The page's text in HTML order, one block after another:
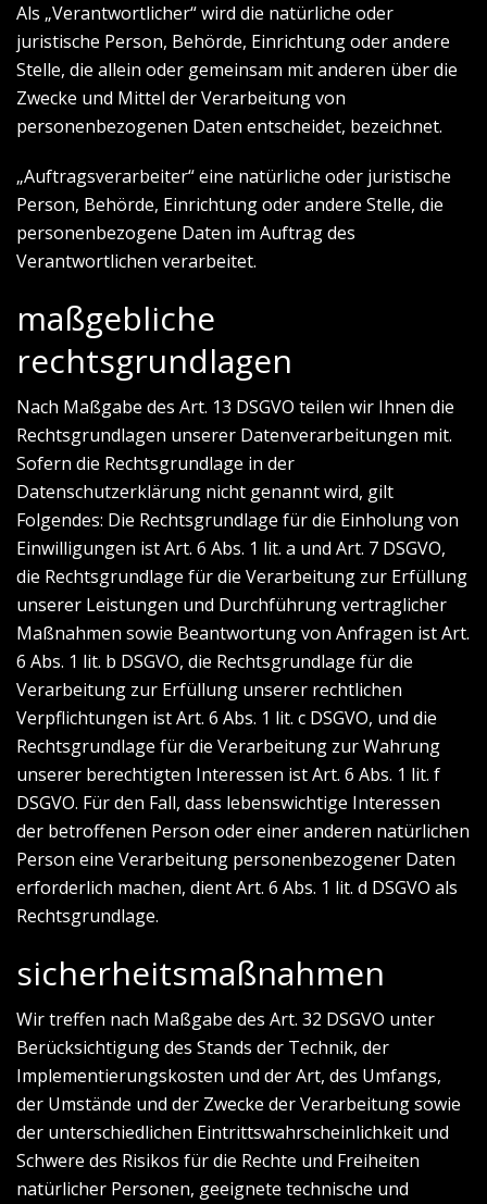
Als „Verantwortlicher“ wird die natürliche oder
juristische Person, Behörde, Einrichtung oder andere
Stelle, die allein oder gemeinsam mit anderen über die
Zwecke und Mittel der Verarbeitung von
personenbezogenen Daten entscheidet, bezeichnet.
„Auftragsverarbeiter“ eine natürliche oder juristische
Person, Behörde, Einrichtung oder andere Stelle, die
personenbezogene Daten im Auftrag des
Verantwortlichen verarbeitet.
maßgebliche
rechtsgrundlagen
Nach Maßgabe des Art. 13 DSGVO teilen wir Ihnen die
Rechtsgrundlagen unserer Datenverarbeitungen mit.
Sofern die Rechtsgrundlage in der
Datenschutzerklärung nicht genannt wird, gilt
Folgendes: Die Rechtsgrundlage für die Einholung von
Einwilligungen ist Art. 6 Abs. 1 lit. a und Art. 7 DSGVO,
die Rechtsgrundlage für die Verarbeitung zur Erfüllung
unserer Leistungen und Durchführung vertraglicher
Maßnahmen sowie Beantwortung von Anfragen ist Art.
6 Abs. 1 lit. b DSGVO, die Rechtsgrundlage für die
Verarbeitung zur Erfüllung unserer rechtlichen
Verpflichtungen ist Art. 6 Abs. 1 lit. c DSGVO, und die
Rechtsgrundlage für die Verarbeitung zur Wahrung
unserer berechtigten Interessen ist Art. 6 Abs. 1 lit. f
DSGVO. Für den Fall, dass lebenswichtige Interessen
der betroffenen Person oder einer anderen natürlichen
Person eine Verarbeitung personenbezogener Daten
erforderlich machen, dient Art. 6 Abs. 1 lit. d DSGVO als
Rechtsgrundlage.
sicherheitsmaßnahmen
Wir treffen nach Maßgabe des Art. 32 DSGVO unter
Berücksichtigung des Stands der Technik, der
Implementierungskosten und der Art, des Umfangs,
der Umstände und der Zwecke der Verarbeitung sowie
der unterschiedlichen Eintrittswahrscheinlichkeit und
Schwere des Risikos für die Rechte und Freiheiten
natürlicher Personen, geeignete technische und